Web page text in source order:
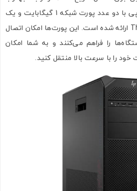
دیگر دستگاه‌ها، Z4 G5 اچ‌پی با دو عدد پورت شبکه 1 گیگابایت و یک
عدد پورت Thunderbolt™ 3 ارائه شده است. این پورت‌ها امکان اتصال
را فراهم می‌کنند و به شما امکان
را با سرعت بالا منتقل کنید.